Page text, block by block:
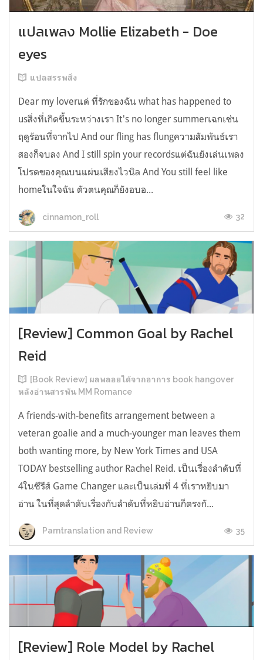
แปลเพลง Mollie Elizabeth - Doe
eyes
แปลสรรพสิ่ง
Dear my loverแด่ ที่รักของฉัน what has happened to
usสิ่งที่เกิดขึ้นระหว่างเรา It's no longer summerเฉกเช่น
ฤดูร้อนที่จากไป And our fling has flungความสัมพันธ์เรา
สองก็จบลง And I still spin your recordsแต่ฉันยังเล่นเพลง
โปรดของคุณบนแผ่นเสียงไวนิล And You still feel like
homeในใจฉัน ตัวตนคุณก็ยังอบอ...
cinnamon_roll 32
[Review] Common Goal by Rachel
Reid
[Book Review] ผลพลอยได้จากอาการ book hangover
หลังอ่านสารพัน MM Romance
A friends-with-benefits arrangement between a
veteran goalie and a much-younger man leaves them
both wanting more, by New York Times and USA
TODAY bestselling author Rachel Reid. เป็นเรื่องลำดับที่
4ในซีรีส์ Game Changer และเป็นเล่มที่ 4 ที่เราหยิบมา
อ่าน ในที่สุดลำดับเรื่องกับลำดับที่หยิบอ่านก็ตรงกั...
Parntranslation and Review 35
[Review] Role Model by Rachel